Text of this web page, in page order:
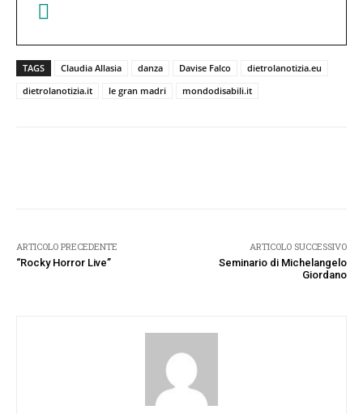
TAGS Claudia Allasia danza Davise Falco
dietrolanotizia.eu
dietrolanotizia.it
le gran madri mondodisabili.it
ARTICOLO PRECEDENTE
“Rocky Horror Live”
ARTICOLO SUCCESSIVO
Seminario di Michelangelo
Giordano